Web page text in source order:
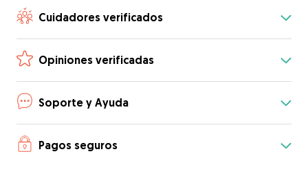
Cuidadores verificados
Opiniones verificadas
Soporte y Ayuda
Pagos seguros